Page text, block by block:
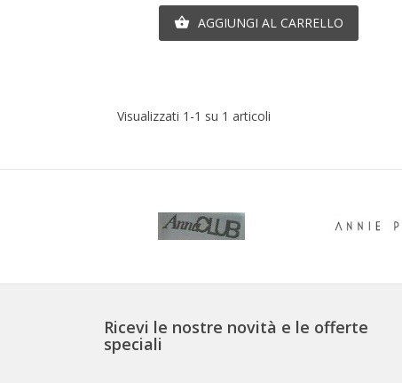
 AGGIUNGI AL CARRELLO
Visualizzati 1-1 su 1 articoli
Ricevi le nostre novità e le offerte
speciali